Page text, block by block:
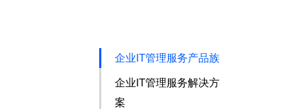
企业IT管理服务产品族
企业IT管理服务解决方
案